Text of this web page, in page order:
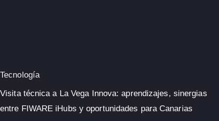
Tecnología
Visita técnica a La Vega Innova: aprendizajes, sinergias
entre FIWARE iHubs y oportunidades para Canarias